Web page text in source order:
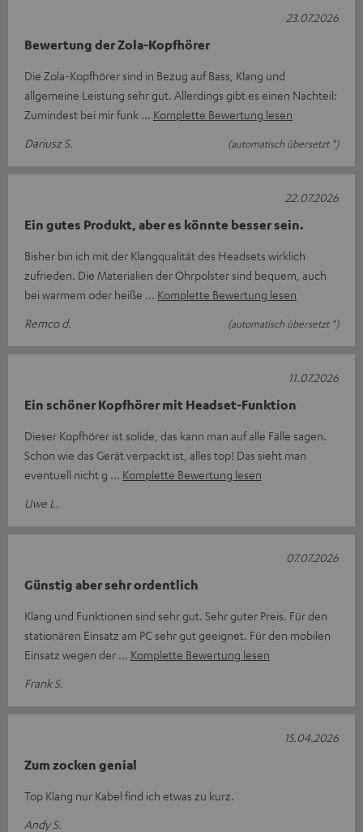
Bewertung der Zola-Kopfhörer
Die Zola-Kopfhörer sind in Bezug auf Bass, Klang und
allgemeine Leistung sehr gut. Allerdings gibt es einen Nachteil:
Zumindest bei mir funk
Komplette Bewertung lesen
Dariusz S.
(automatisch übersetzt *)
23.07.2026
Ein gutes Produkt, aber es könnte besser sein.
Bisher bin ich mit der Klangqualität des Headsets wirklich
zufrieden. Die Materialien der Ohrpolster sind bequem, auch
bei warmem oder heiße
Komplette Bewertung lesen
Remco d.
(automatisch übersetzt *)
22.07.2026
Ein schöner Kopfhörer mit Headset-Funktion
Dieser Kopfhörer ist solide, das kann man auf alle Fälle sagen.
Schon wie das Gerät verpackt ist, alles top! Das sieht man
eventuell nicht g
Komplette Bewertung lesen
Uwe L.
11.07.2026
Günstig aber sehr ordentlich
Klang und Funktionen sind sehr gut. Sehr guter Preis. Für den
stationären Einsatz am PC sehr gut geeignet. Für den mobilen
Einsatz wegen der
Komplette Bewertung lesen
Frank S.
07.07.2026
Zum zocken genial
Top Klang nur Kabel find ich etwas zu kurz.
Andy S.
15.04.2026